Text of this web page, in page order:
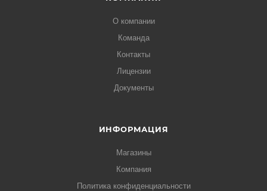
О компании
Команда
Контакты
Лицензии
Документы
ИНФОРМАЦИЯ
Магазины
Компания
Политика конфиденциальности